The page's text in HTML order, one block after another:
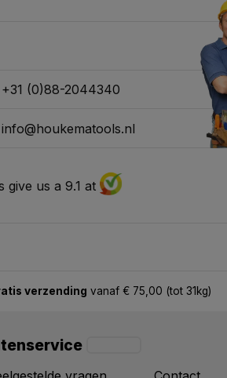
+31 (0)88-2044340
info@houkematools.nl
give us a 9.1 at
verzending vanaf € 75,00 (tot 31kg)